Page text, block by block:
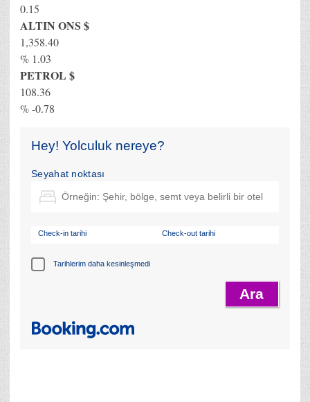
0.15
ALTIN ONS $
1,358.40
% 1.03
PETROL $
108.36
% -0.78
Hey! Yolculuk nereye?
Seyahat noktası
Check-in tarihi Check-out tarihi
Tarihlerim daha kesinleşmedi